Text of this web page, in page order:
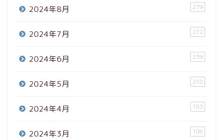
2024年8月 279
2024年7月 272
2024年6月 239
2024年5月 218
2024年4月 183
2024年3月 186